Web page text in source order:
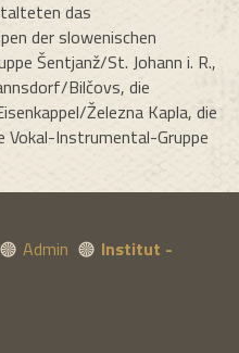
das
der slowenischen
Šentjanž/St. Johann i. R.,
Bilčovs, die
Železna Kapla, die
Vokal-Instrumental-Gruppe
Admin
Institut -